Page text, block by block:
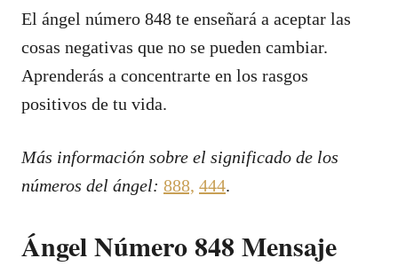
El ángel número 848 te enseñará a aceptar las
cosas negativas que no se pueden cambiar.
Aprenderás a concentrarte en los rasgos
positivos de tu vida.
Más información sobre el significado de los
números del ángel: 888, 444.
Ángel Número 848 Mensaje